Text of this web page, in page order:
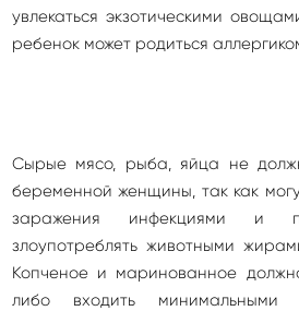
увлекаться экзотическими
ребенок может родиться
Сырые мясо, рыба, яйца не
беременной женщины, так как
заражения инфекциями и
злоупотреблять животными
Копченое и маринованное
либо входить